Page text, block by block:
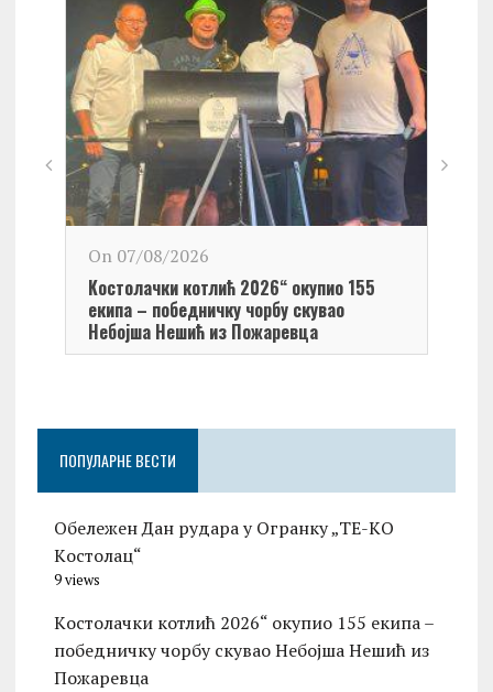
On 07/08/2026
Kостолачки котлић 2026“ окупио 155
екипа – победничку чорбу скувао
Небојша Нешић из Пожаревца
ПОПУЛАРНЕ ВЕСТИ
Обележен Дан рудара у Огранку „ТЕ-KО
Kостолац“
9 views
Kостолачки котлић 2026“ окупио 155 екипа –
победничку чорбу скувао Небојша Нешић из
Пожаревца